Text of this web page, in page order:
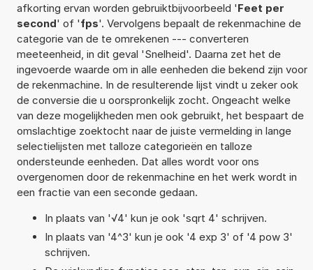
afkorting ervan worden gebruiktbijvoorbeeld 'Feet per
second' of 'fps'. Vervolgens bepaalt de rekenmachine de
categorie van de te omrekenen --- converteren
meeteenheid, in dit geval 'Snelheid'. Daarna zet het de
ingevoerde waarde om in alle eenheden die bekend zijn voor
de rekenmachine. In de resulterende lijst vindt u zeker ook
de conversie die u oorspronkelijk zocht. Ongeacht welke
van deze mogelijkheden men ook gebruikt, het bespaart de
omslachtige zoektocht naar de juiste vermelding in lange
selectielijsten met talloze categorieën en talloze
ondersteunde eenheden. Dat alles wordt voor ons
overgenomen door de rekenmachine en het werk wordt in
een fractie van een seconde gedaan.
In plaats van '√4' kun je ook 'sqrt 4' schrijven.
In plaats van '4^3' kun je ook '4 exp 3' of '4 pow 3'
schrijven.